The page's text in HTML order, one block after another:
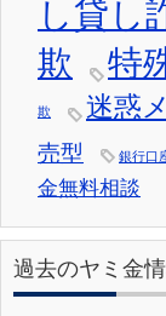
し貸し
欺
特
欺 迷惑
売型
銀行口
金無料相談
過去のヤミ金